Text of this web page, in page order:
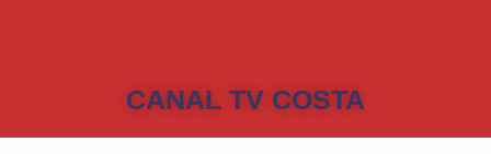
CANAL TV COSTA